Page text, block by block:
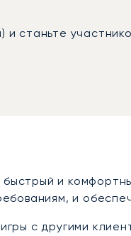
станьте
и
и
с другими